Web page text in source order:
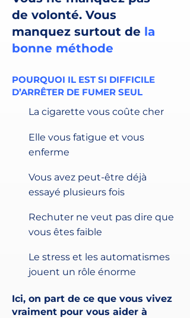
de volonté. Vous
manquez surtout de la
bonne méthode
POURQUOI IL EST SI DIFFICILE
D’ARRÊTER DE FUMER SEUL
La cigarette vous coûte cher
Elle vous fatigue et vous
enferme
Vous avez peut-être déjà
essayé plusieurs fois
Rechuter ne veut pas dire que
vous êtes faible
Le stress et les automatismes
jouent un rôle énorme
Ici, on part de ce que vous vivez
vraiment pour vous aider à